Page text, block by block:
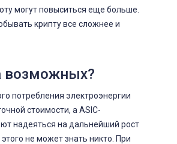
могут повыситься еще больше.
крипту все сложнее и
возможных?
потребления электроэнергии
стоимости, а ASIC-
надеяться на дальнейший рост
не может знать никто. При